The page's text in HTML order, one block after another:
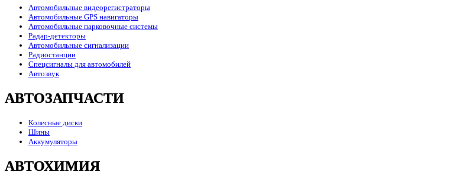
Автомобильные видеорегистраторы
Автомобильные GPS навигаторы
Автомобильные парковочные системы
Радар-детекторы
Автомобильные сигнализации
Радиостанции
Спецсигналы для автомобилей
Автозвук
АВТОЗАПЧАСТИ
Колесные диски
Шины
Аккумуляторы
АВТОХИМИЯ